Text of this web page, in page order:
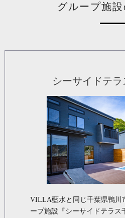
グループ施
シーサイドテラ
VILLA藍水と同じ千葉県鴨川
ープ施設『シーサイドテラス